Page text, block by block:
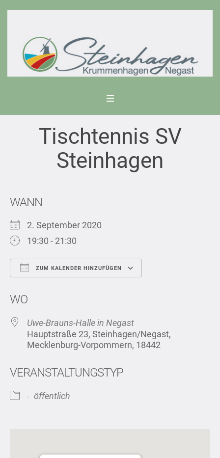
Tischtennis SV
Steinhagen
WANN
2. September 2020
19:30 - 21:30
ZUM KALENDER HINZUFÜGEN
WO
Uwe-Brauns-Halle in Negast
Hauptstraße 23, Steinhagen/Negast,
Mecklenburg-Vorpommern, 18442
VERANSTALTUNGSTYP
öffentlich